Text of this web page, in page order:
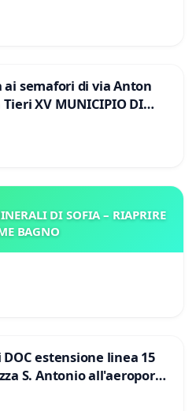
semafori di via Anton
XV MUNICIPIO DI
DI SOFIA – RIAPRIRE
BAGNO
estensione linea 15
S. Antonio all'aeroporto